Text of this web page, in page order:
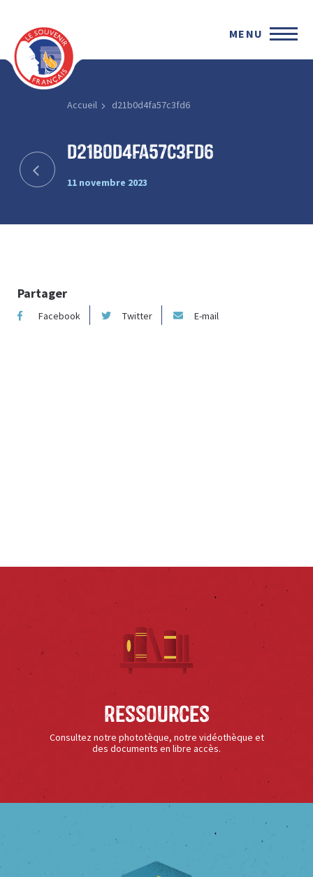
MENU
Accueil d21b0d4fa57c3fd6
d21b0d4fa57c3fd6
11 novembre 2023
Partager
Facebook Twitter E-mail
Ressources
Consultez notre phototèque, notre vidéothèque et
des documents en libre accès.